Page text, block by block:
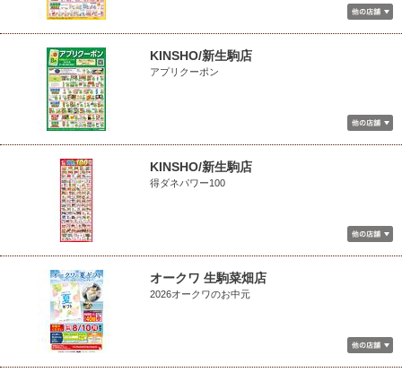
KINSHO/新生駒店
アプリクーポン
KINSHO/新生駒店
得ダネパワー100
オークワ 生駒菜畑店
2026オークワのお中元